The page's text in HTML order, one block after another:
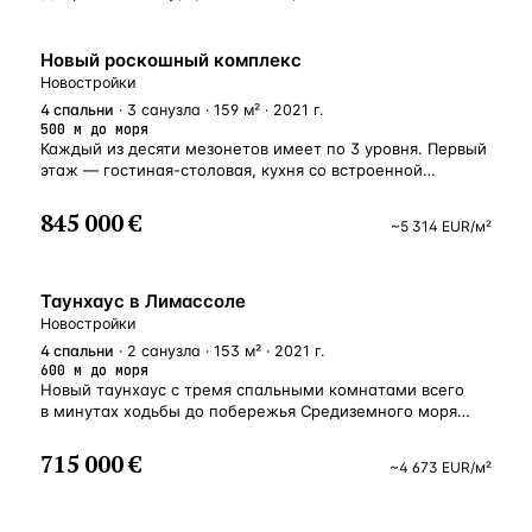
НОВОСТРОЙКА
Новый роскошный комплекс
Новостройки
4 спальни · 3 санузла · 159 м² · 2021 г.
500 м до моря
Каждый из десяти мезонетов имеет по 3 уровня. Первый
этаж — гостиная-столовая, кухня со встроенной
с установленной сантехникой. Раздвижные окна и двери
выводят на личную террасу с небольшим вечно зеленым
На 3-ем этаже, расположена основная спальня
с встроенным гардеробом, ванной комнатой и огромной
террасой с уютным садиком, где можно насладиться
природой и морским воздухом. ХАРАКТЕРИСТИКИ
КОМПЛЕКСА 1. Своя охраняемая территория 2.
Железобетонный фундамент, стены из красного кирпича
+ минеральный теплоизолятор 3. Мебель премиум
паркет. 6. VRV кондиционирование. 7. Медная
845 000 € ~5 314 EUR/м²
НОВОСТРОЙКА
Таунхаус в Лимассоле
Новостройки
4 спальни · 2 санузла · 153 м² · 2021 г.
600 м до моря
Новый таунхаус с тремя спальными комнатами всего
в минутах ходьбы до побережья Средиземного моря
чистовую отделку, веранды с озеленением, а также свой
частный участок земли с собственным садом. Уютное
715 000 € ~4 673 EUR/м²